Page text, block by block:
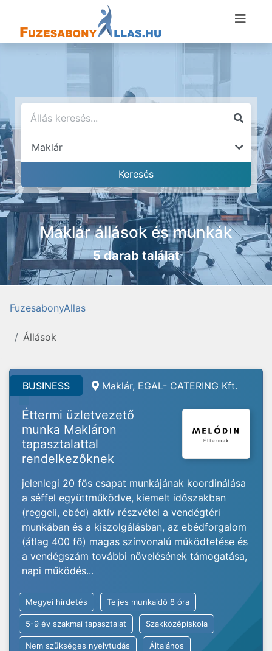
Maklár állások és munkák
5 darab találat
FuzesabonyAllas
Állások
BUSINESS Maklár, EGAL- CATERING Kft.
Éttermi üzletvezető
munka Makláron
tapasztalattal
rendelkezőknek
jelenlegi 20 fős csapat munkájának koordinálása
a séffel együttműködve, kiemelt időszakban
(reggeli, ebéd) aktív részvétel a vendégtéri
munkában és a kiszolgálásban, az ebédforgalom
(átlag 400 fő) magas színvonalú működtetése és
a vendégszám további növelésének támogatása,
napi működés...
Megyei hirdetés Teljes munkaidő 8 óra
5-9 év szakmai tapasztalat Szakközépiskola
Nem szükséges nyelvtudás Általános